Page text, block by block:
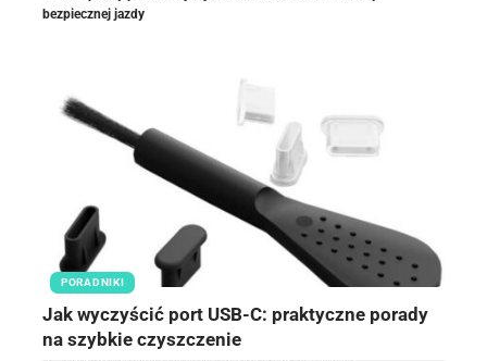
bezpiecznej jazdy
PORADNIKI
Jak wyczyścić port USB-C: praktyczne porady
na szybkie czyszczenie